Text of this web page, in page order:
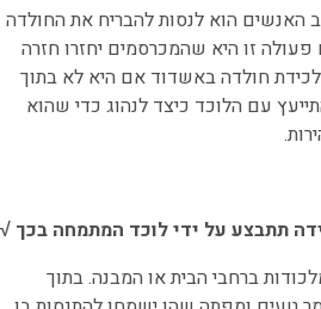
האנשים הוא לנסות להבריח את החולדה
זו היא שהמכרסמים יחזרו חזרה
חולדה באשדוד אם היא לא בתוך
עם הלוכד כיצד לנהוג כדי שהוא
תתבצע על ידי לוכד המתמחה בכך
ברחבי הבית או המבנה. בתוך